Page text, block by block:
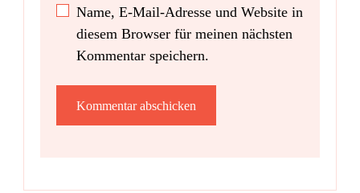
Name, E-Mail-Adresse und Website in
diesem Browser für meinen nächsten
Kommentar speichern.